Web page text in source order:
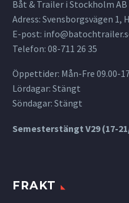
Båt & Trailer i Stockholm AB
Adress: Svensborgsvägen 1,
E-post:
Telefon: 08-711 26 35
Öppettider: Mån-Fre 09.00-
Lördagar: Stängt
Söndagar: Stängt
Semesterstängt V29 (17-
FRAKT